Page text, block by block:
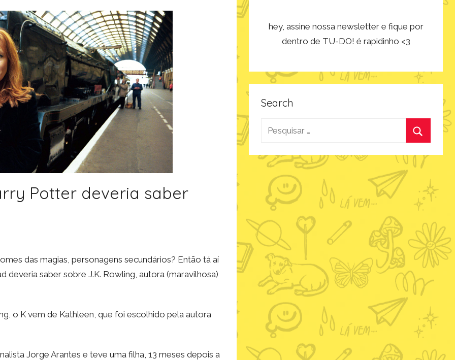
Potter deveria saber
das magias, personagens secundários? Então tá aí
saber sobre J.K. Rowling, autora (maravilhosa)
o K vem de Kathleen, que foi escolhido pela autora
Jorge Arantes e teve uma filha, 13 meses depois a
hey, assine nossa newsletter e fique por
dentro de TU-DO! é rapidinho <3
Search
Pesquisar